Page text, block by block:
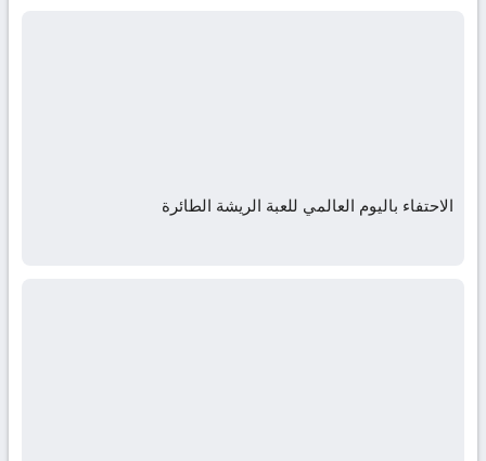
الاحتفاء باليوم العالمي للعبة الريشة الطائرة